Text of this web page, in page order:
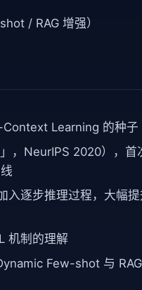
/ RAG 增强）
Context Learning 的种子
，NeurIPS 2020），首
入逐步推理过程，大幅
机制的理解
Few-shot 与